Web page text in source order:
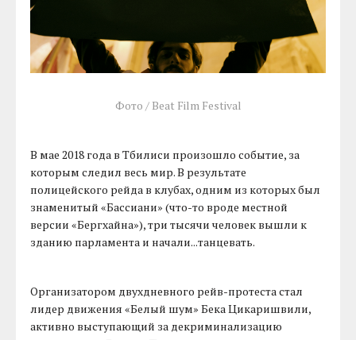
Фото / Beat Film Festival
В мае 2018 года в Тбилиси произошло событие, за
которым следил весь мир. В результате
полицейского рейда в клубах, одним из которых был
знаменитый «Бассиани» (что-то вроде местной
версии «Бергхайна»), три тысячи человек вышли к
зданию парламента и начали...танцевать.
Организатором двухдневного рейв-протеста стал
лидер движения «Белый шум» Бека Цикаришвили,
активно выступающий за декриминализацию